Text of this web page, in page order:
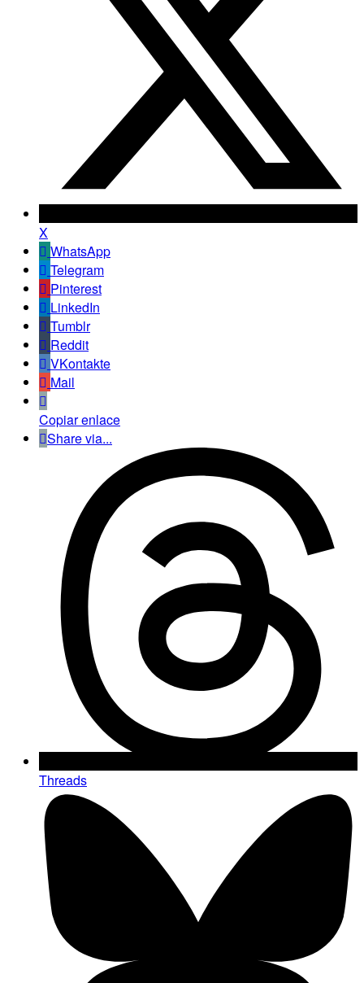
X
WhatsApp
Telegram
Pinterest
LinkedIn
Tumblr
Reddit
VKontakte
Mail
Copiar enlace
Share via...
Threads